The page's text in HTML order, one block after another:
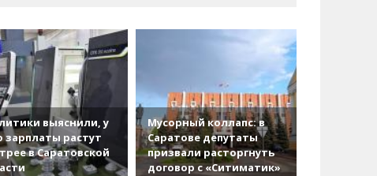
выяснили, у
зарплаты растут
в Саратовской
Мусорный коллапс: в
Саратове депутаты
призвали расторгнуть
договор с «Ситиматик»